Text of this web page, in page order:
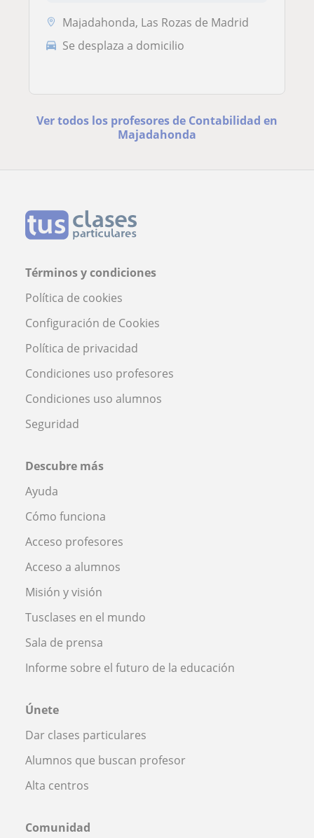
Majadahonda, Las Rozas de Madrid
Se desplaza a domicilio
Ver todos los profesores de Contabilidad en
Majadahonda
Términos y condiciones
Política de cookies
Configuración de Cookies
Política de privacidad
Condiciones uso profesores
Condiciones uso alumnos
Seguridad
Descubre más
Ayuda
Cómo funciona
Acceso profesores
Acceso a alumnos
Misión y visión
Tusclases en el mundo
Sala de prensa
Informe sobre el futuro de la educación
Únete
Dar clases particulares
Alumnos que buscan profesor
Alta centros
Comunidad